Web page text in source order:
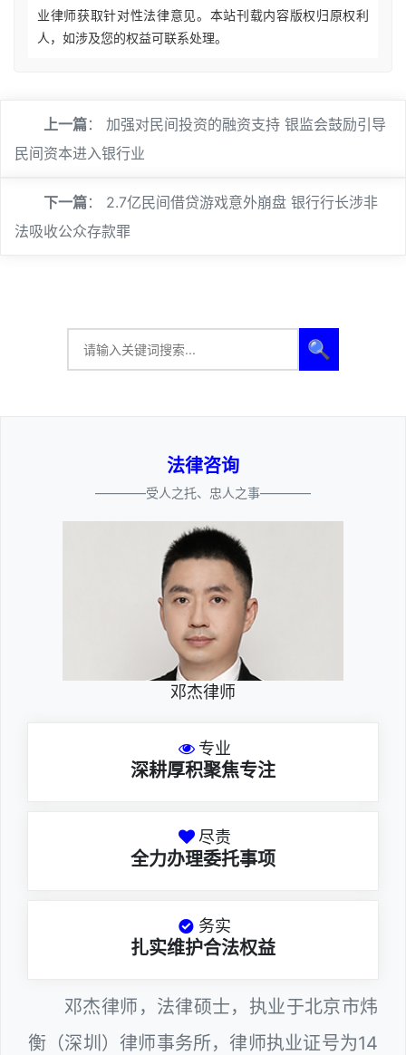
业律师获取针对性法律意见。本站刊载内容版权归原权利
人，如涉及您的权益可联系处理。
上一篇： 加强对民间投资的融资支持 银监会鼓励引导
民间资本进入银行业
下一篇： 2.7亿民间借贷游戏意外崩盘 银行行长涉非
法吸收公众存款罪
🔍
法律咨询
————受人之托、忠人之事————
邓杰律师
专业
深耕厚积聚焦专注
尽责
全力办理委托事项
务实
扎实维护合法权益
邓杰律师，法律硕士，执业于北京市炜
衡（深圳）律师事务所，律师执业证号为14